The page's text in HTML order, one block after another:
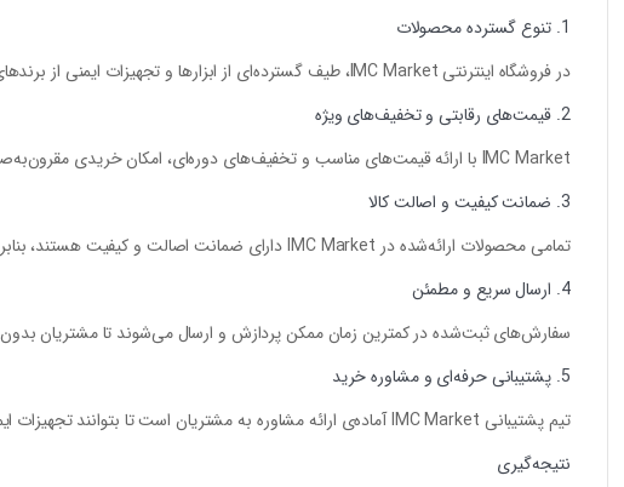
1. تنوع گسترده محصولات
در فروشگاه اینترنتیIMC Market، طیف گسترده‌ای از ابزارها و تجهیزات ایمنی از
2. قیمت‌های رقابتی و تخفیف‌های ویژه
IMC Market با ارائه قیمت‌های مناسب و تخفیف‌های دوره‌ای، امکان خریدی
3. ضمانت کیفیت و اصالت کالا
تمامی محصولات ارائه‌شده در IMC Marketدارای ضمانت اصالت و کیفیت هستند،
4. ارسال سریع و مطمئن
سفارش‌های ثبت‌شده در کمترین زمان ممکن پردازش و ارسال می‌شوند تا مشتریان بدون
5. پشتیبانی حرفه‌ای و مشاوره خرید
تیم پشتیبانی IMC Marketآماده‌ی ارائه مشاوره به مشتریان است تا بتوانند
نتیجه‌گیری